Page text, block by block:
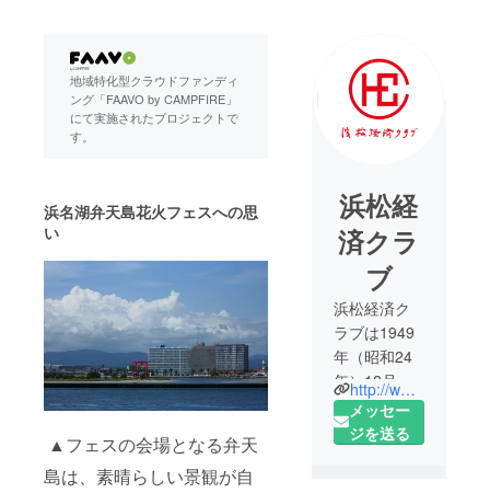
地域特化型クラウドファンディ
ング「FAAVO by CAMPFIRE」
にて実施されたプロジェクトで
す。
浜名湖弁天島花火フェスへの思
い
▲フェスの会場となる弁天
島は、素晴らしい景観が自
浜松経
済クラ
ブ
浜松経済ク
ラブは1949
年（昭和24
年）12月
『遠州地方
の経済復興
http://www.hec.gr.jp
メッセー
ジを送る